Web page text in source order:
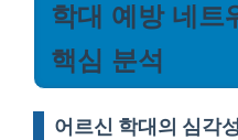
학대 예방 네트
핵심 분석
어르신 학대의 심각